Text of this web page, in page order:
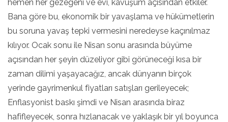
hemen her gezegeni ve evi, kavuşum açısından etkiler.
Bana göre bu, ekonomik bir yavaşlama ve hükümetlerin
bu soruna yavaş tepki vermesini neredeyse kaçınılmaz
kılıyor. Ocak sonu ile Nisan sonu arasında büyüme
açısından her şeyin düzeliyor gibi görüneceği kısa bir
zaman dilimi yaşayacağız, ancak dünyanın birçok
yerinde gayrimenkul fiyatları satışları gerileyecek;
Enflasyonist baskı şimdi ve Nisan arasında biraz
hafifleyecek, sonra hızlanacak ve yaklaşık bir yıl boyunca